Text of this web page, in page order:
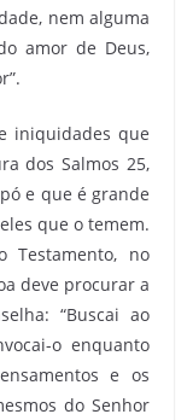
nem alguma
amor de Deus,
iniquidades que
dos Salmos 25,
e que é grande
que o temem.
Testamento, no
deve procurar a
“Buscai ao
o enquanto
e os
do Senhor